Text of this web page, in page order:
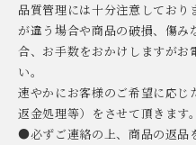
品質管理には十分注意してお
が違う場合や商品の破損、傷
合、お手数をおかけしますがお
い。
速やかにお客様のご希望に応じ
返金処理等）をさせて頂きます。
●必ずご連絡の上、商品の返品